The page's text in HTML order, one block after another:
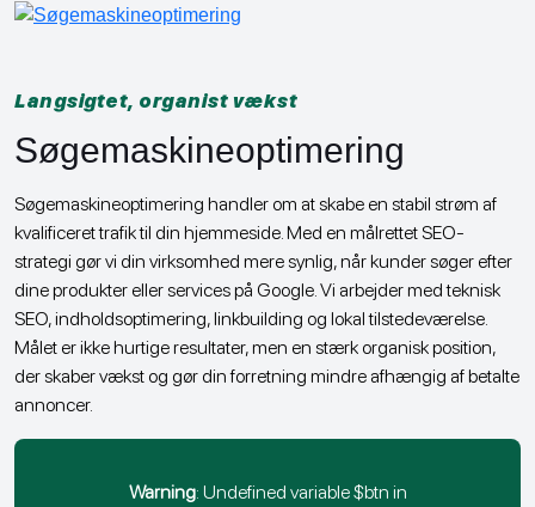
Langsigtet, organist vækst
Søgemaskineoptimering
Søgemaskineoptimering handler om at skabe en stabil strøm af
kvalificeret trafik til din hjemmeside. Med en målrettet SEO-
strategi gør vi din virksomhed mere synlig, når kunder søger efter
dine produkter eller services på Google. Vi arbejder med teknisk
SEO, indholdsoptimering, linkbuilding og lokal tilstedeværelse.
Målet er ikke hurtige resultater, men en stærk organisk position,
der skaber vækst og gør din forretning mindre afhængig af betalte
annoncer.
Warning: Undefined variable $btn in